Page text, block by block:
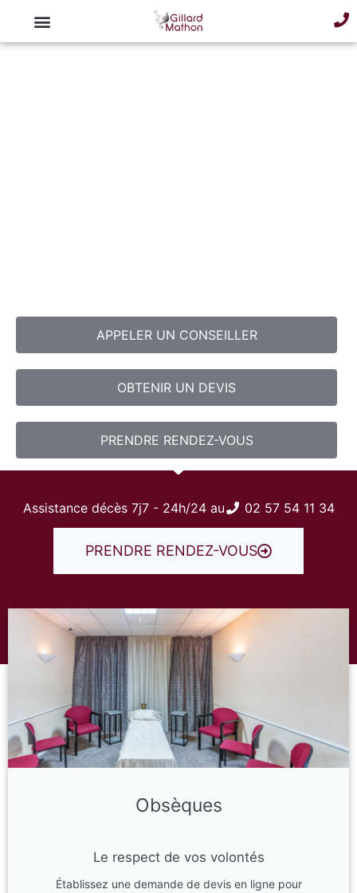
APPELER UN CONSEILLER
OBTENIR UN DEVIS
PRENDRE RENDEZ-VOUS
Assistance décès 7j7 - 24h/24 au 02 57 54 11 34
PRENDRE RENDEZ-VOUS
Obsèques
Le respect de vos volontés
Établissez une demande de devis en ligne pour